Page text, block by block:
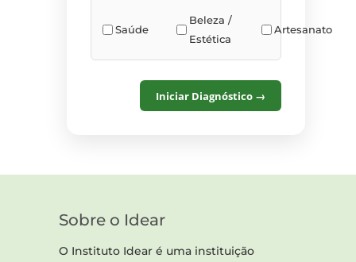
Saúde
Beleza /
Estética
Artesanato
Iniciar Diagnóstico →
Sobre o Idear
O Instituto Idear é uma instituição